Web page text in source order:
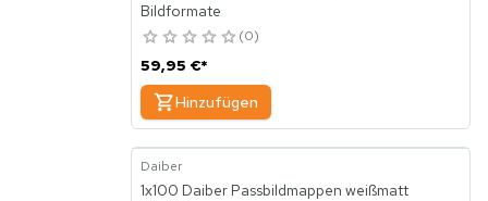
Bildformate
0
59,95 €*
Hinzufügen
Daiber
1x100 Daiber Passbildmappen weißmatt